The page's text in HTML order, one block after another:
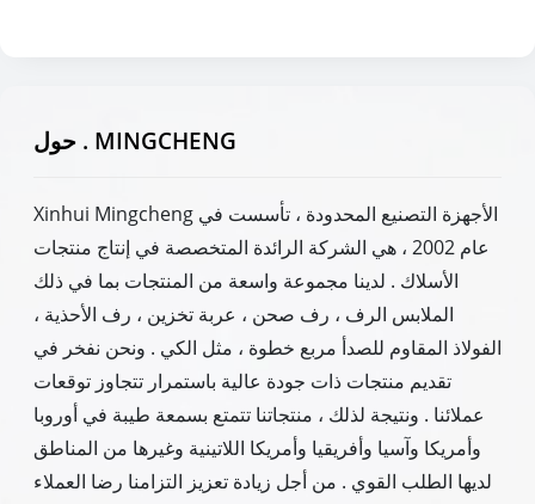
حول . MINGCHENG
Xinhui Mingcheng الأجهزة التصنيع المحدودة ، تأسست في
عام 2002 ، هي الشركة الرائدة المتخصصة في إنتاج منتجات
الأسلاك . لدينا مجموعة واسعة من المنتجات بما في ذلك
الملابس الرف ، رف صحن ، عربة تخزين ، رف الأحذية ،
الفولاذ المقاوم للصدأ مربع خطوة ، مثل الكي . ونحن نفخر في
تقديم منتجات ذات جودة عالية باستمرار تتجاوز توقعات
عملائنا . ونتيجة لذلك ، منتجاتنا تتمتع بسمعة طيبة في أوروبا
وأمريكا وآسيا وأفريقيا وأمريكا اللاتينية وغيرها من المناطق
لديها الطلب القوي . من أجل زيادة تعزيز التزامنا رضا العملاء